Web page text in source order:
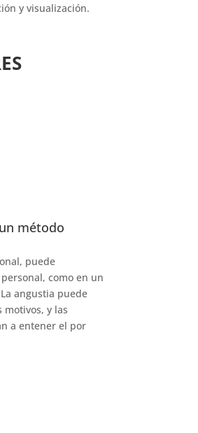
y visualización.
método
puede
como en un
angustia puede
motivos, y las
a entener el por